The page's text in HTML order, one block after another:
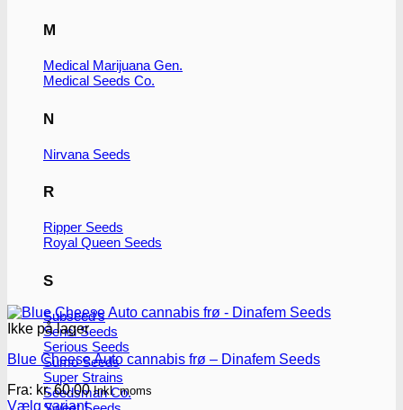
M
Medical Marijuana Gen.
Medical Seeds Co.
N
Nirvana Seeds
R
Ripper Seeds
Royal Queen Seeds
S
Subseed's
Sensi Seeds
Serious Seeds
Sumo Seeds
Super Strains
Seedsman Co.
Ikke på lager
Blue Cheese Auto cannabis frø – Dinafem Seeds
Fra: kr.60.00 Inkl. moms
Vælg variant